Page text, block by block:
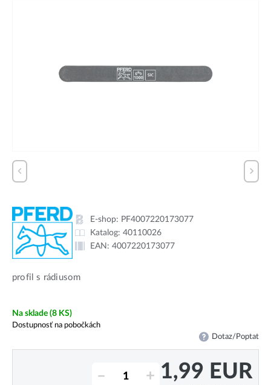
E-shop: PF4007220173077
Katalog: 40110026
EAN: 4007220173077
profil s rádiusom
Na sklade (8 KS)
Dostupnosť na pobočkách
Dotaz/Poptat
– + 1,99 EUR